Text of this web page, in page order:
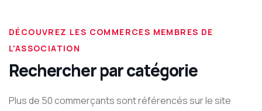
DÉCOUVREZ LES COMMERCES MEMBRES DE
L'ASSOCIATION
Rechercher par catégorie
Plus de 50 commerçants sont référencés sur le site